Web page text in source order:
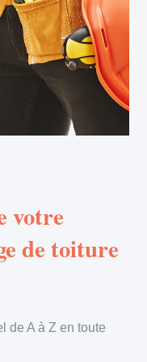
votre
de toiture
de A à Z en toute